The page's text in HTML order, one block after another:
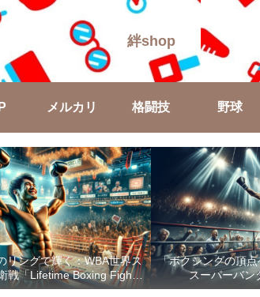
絆shop
メルカリ 格闘技 野球
リングで輝く：WBA世界ス
戦「Lifetime Boxing Fights
18」
「ボクシングの頂
スーパーバン